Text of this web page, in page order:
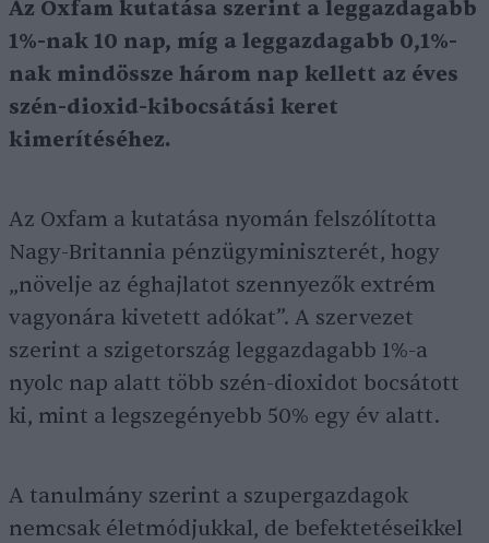
Az Oxfam kutatása szerint a leggazdagabb
1%-nak 10 nap, míg a leggazdagabb 0,1%-
nak mindössze három nap kellett az éves
szén-dioxid-kibocsátási keret
kimerítéséhez.
Az Oxfam a kutatása nyomán felszólította
Nagy-Britannia pénzügyminiszterét, hogy
„növelje az éghajlatot szennyezők extrém
vagyonára kivetett adókat”. A szervezet
szerint a szigetország leggazdagabb 1%-a
nyolc nap alatt több szén-dioxidot bocsátott
ki, mint a legszegényebb 50% egy év alatt.
A tanulmány szerint a szupergazdagok
nemcsak életmódjukkal, de befektetéseikkel